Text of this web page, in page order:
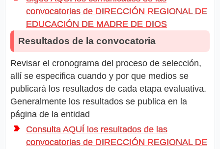
convocatorias de DIRECCIÓN REGIONAL DE
EDUCACIÓN DE MADRE DE DIOS
Resultados de la convocatoria
Revisar el cronograma del proceso de selección,
allí se especifica cuando y por que medios se
publicará los resultados de cada etapa evaluativa.
Generalmente los resultados se publica en la
página de la entidad
Consulta AQUÍ los resultados de las
convocatorias de DIRECCIÓN REGIONAL DE